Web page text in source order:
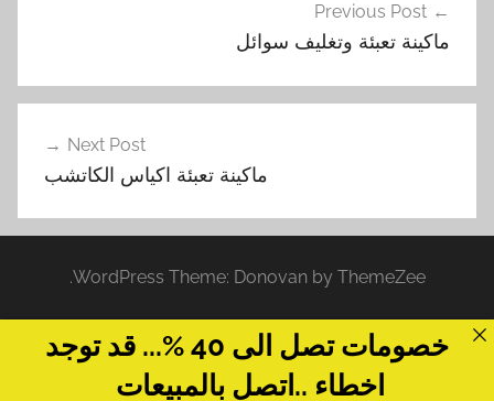
المقالات
Previous Post
ماكينة تعبئة وتغليف سوائل
Next Post
ماكينة تعبئة اكياس الكاتشب
WordPress Theme: Donovan by ThemeZee.
خصومات تصل الى 40 %... قد توجد
اخطاء ..اتصل بالمبيعات